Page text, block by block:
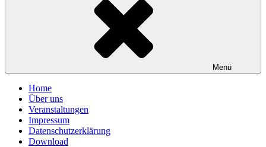
Menü
Home
Über uns
Veranstaltungen
Impressum
Datenschutzerklärung
Download